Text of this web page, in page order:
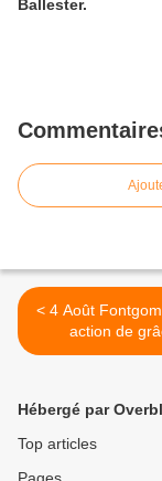
Ballester.
< 4 Août Fontgombault. en
action de
Hébergé par
Top articles